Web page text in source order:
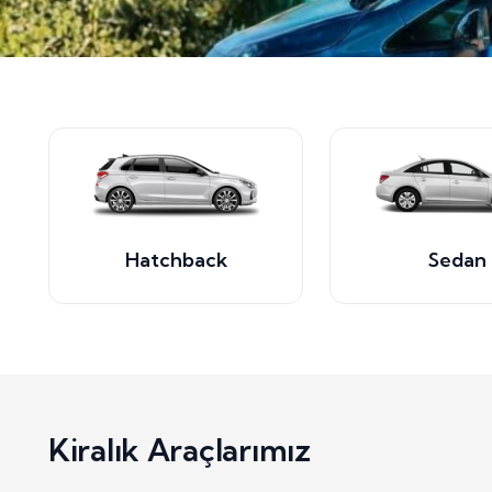
Hatchback Sedan
Kiralık Araçlarımız